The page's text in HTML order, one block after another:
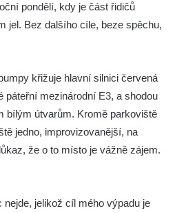
pondělí, kdy je část řidičů
jel. Bez dalšího cíle, beze spěchu,
křižuje hlavní silnici červená
páteřní mezinárodní E3, a shodou
bílým útvarům. Kromě parkoviště
jedno, improvizovanější, na
že o to místo je vážně zájem.
jelikož cíl mého výpadu je